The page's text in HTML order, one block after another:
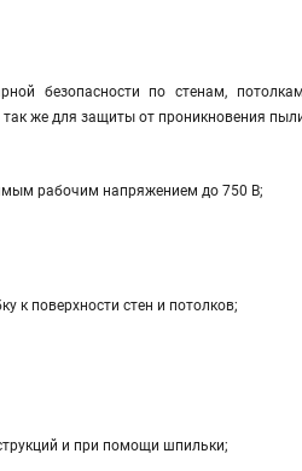
безопасности по стенам,
же для защиты от проникновения
рабочим напряжением до 750 В;
к поверхности стен и потолков;
и при помощи шпильки;